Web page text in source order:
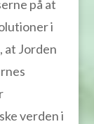
på at
i
at Jorden
verden i